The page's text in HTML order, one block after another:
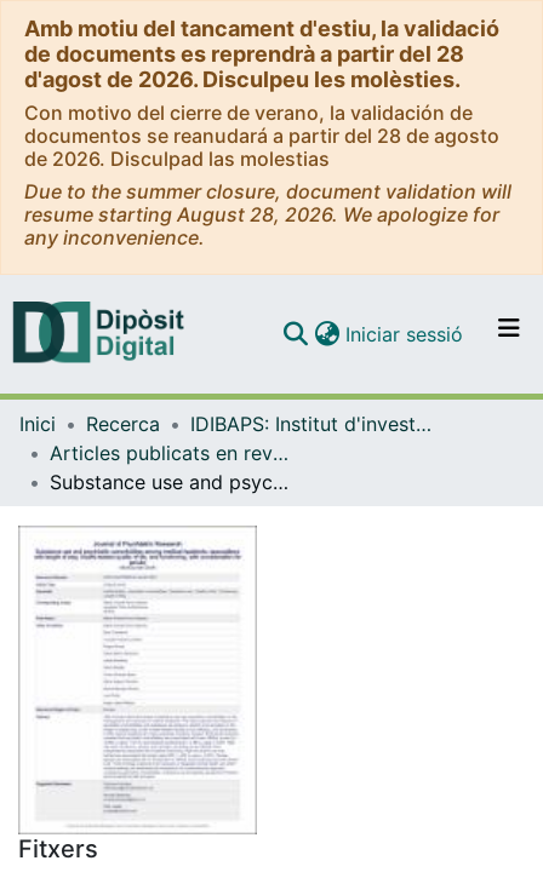
Amb motiu del tancament d'estiu, la validació
de documents es reprendrà a partir del 28
d'agost de 2026. Disculpeu les molèsties.
Con motivo del cierre de verano, la validación de
documentos se reanudará a partir del 28 de agosto
de 2026. Disculpad las molestias
Due to the summer closure, document validation will
resume starting August 28, 2026. We apologize for
any inconvenience.
Navega per tot el DD
Contacte
Iniciar sessió (current)
Inici Recerca
IDIBAPS: Institut d'investigacions Biomèdiques August Pi i Sunyer
Articles publicats en revistes (IDIBAPS: Institut d'investigacions Biomèdiques August Pi i Sunyer)
Substance use and psychiatric comorbidities among medical inpatients: associations with length of stay, health-related quality of life, and functioning, with consideration for gender
Fitxers